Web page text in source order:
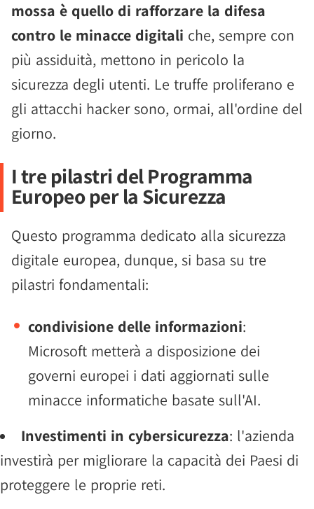
mossa è quello di rafforzare la difesa
contro le minacce digitali che, sempre con
più assiduità, mettono in pericolo la
sicurezza degli utenti. Le truffe proliferano e
gli attacchi hacker sono, ormai, all'ordine del
giorno.
I tre pilastri del Programma
Europeo per la Sicurezza
Questo programma dedicato alla sicurezza
digitale europea, dunque, si basa su tre
pilastri fondamentali:
condivisione delle informazioni:
Microsoft metterà a disposizione dei
governi europei i dati aggiornati sulle
minacce informatiche basate sull'AI.
Investimenti in cybersicurezza: l'azienda
investirà per migliorare la capacità dei Paesi di
proteggere le proprie reti.